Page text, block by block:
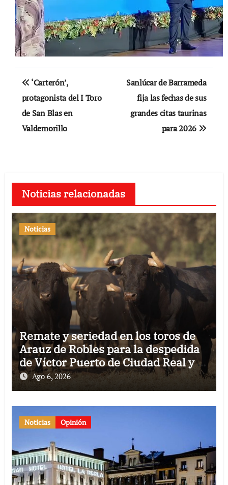
Navegación
de
entradas
‘Carterón’,
protagonista del I Toro
de San Blas en
Valdemorillo
Sanlúcar de Barrameda
fija las fechas de sus
grandes citas taurinas
para 2026
Noticias relacionadas
Noticias
Remate y seriedad en los toros de
Arauz de Robles para la despedida
de Víctor Puerto de Ciudad Real y el
gran momento de Luque y Navalón
Ago 6, 2026
Noticias Opinión